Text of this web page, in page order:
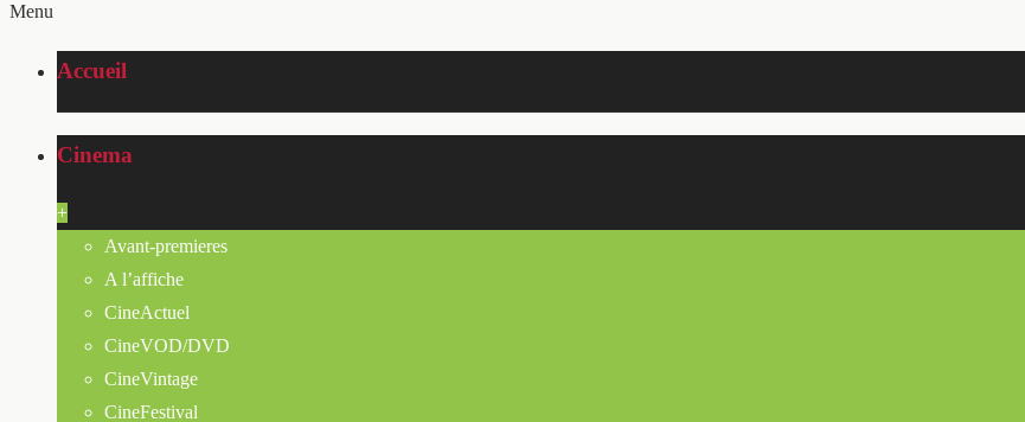
Menu
Accueil
Cinema
+
Avant-premieres
A l’affiche
CineActuel
CineVOD/DVD
CineVintage
CineFestival